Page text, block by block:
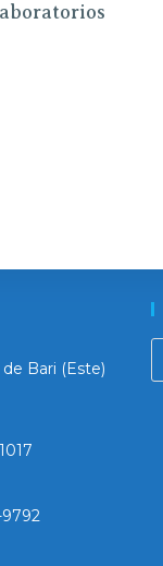
Bari (Este)